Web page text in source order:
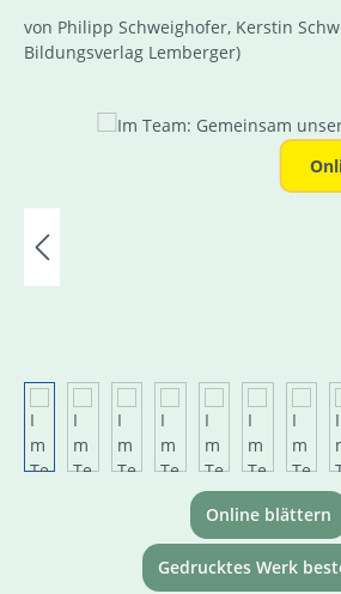
von Philipp Schweighofer, Kerstin
Bildungsverlag Lemberger)
Bildergalerie überspringen
Online blättern
Gedrucktes Werk